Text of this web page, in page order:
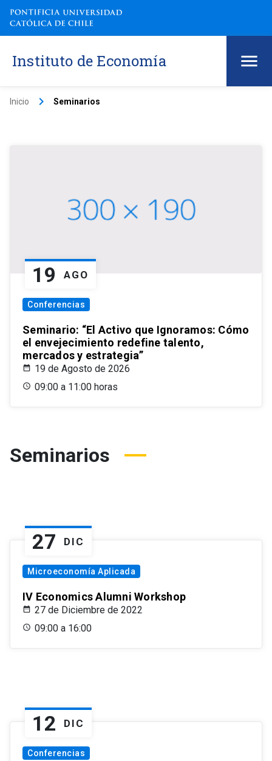
Instituto de Economía
Inicio keyboard_arrow_right Seminarios
19 AGO
Conferencias
Seminario: “El Activo que Ignoramos: Cómo
el envejecimiento redefine talento,
mercados y estrategia”
19 de Agosto de 2026
09:00 a 11:00 horas
Seminarios
27 DIC
Microeconomía Aplicada
IV Economics Alumni Workshop
27 de Diciembre de 2022
09:00 a 16:00
12 DIC
Conferencias